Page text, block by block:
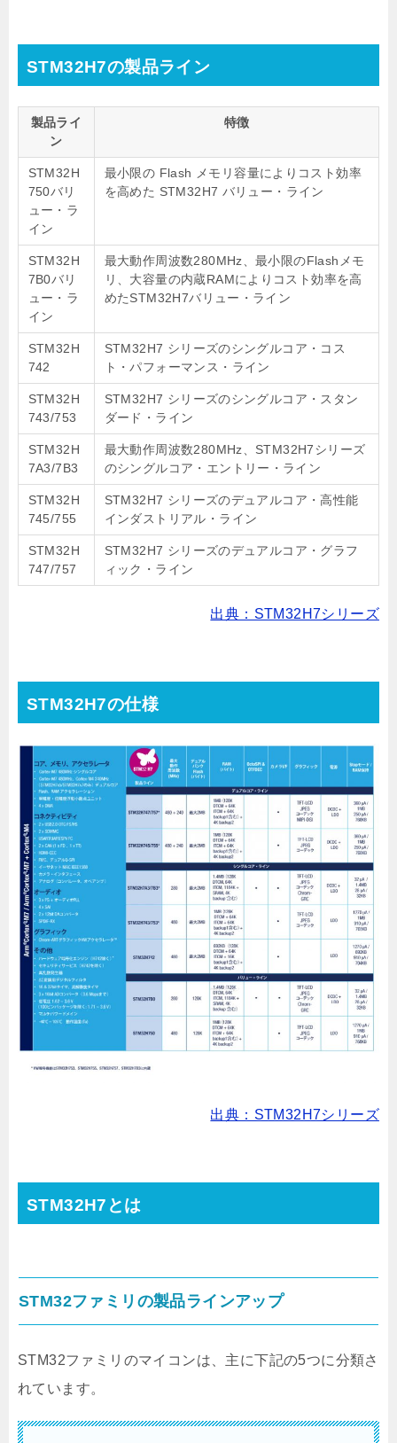
STM32H7の製品ライン
製品ライ
ン
特徴
STM32H
750バリ
ュー・ラ
イン
最小限の Flash メモリ容量によりコスト効率
を高めた STM32H7 バリュー・ライン
STM32H
7B0バリ
ュー・ラ
イン
最大動作周波数280MHz、最小限のFlashメモ
リ、大容量の内蔵RAMによりコスト効率を高
めたSTM32H7バリュー・ライン
STM32H
742
STM32H7 シリーズのシングルコア・コス
ト・パフォーマンス・ライン
STM32H
743/753
STM32H7 シリーズのシングルコア・スタン
ダード・ライン
STM32H
7A3/7B3
最大動作周波数280MHz、STM32H7シリーズ
のシングルコア・エントリー・ライン
STM32H
745/755
STM32H7 シリーズのデュアルコア・高性能
インダストリアル・ライン
STM32H
747/757
STM32H7 シリーズのデュアルコア・グラフ
ィック・ライン
出典：STM32H7シリーズ
STM32H7の仕様
出典：STM32H7シリーズ
STM32H7とは
STM32ファミリの製品ラインアップ
STM32ファミリのマイコンは、主に下記の5つに分類さ
れています。